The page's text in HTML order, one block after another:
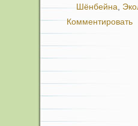
Шёнбейна,
Комментировать